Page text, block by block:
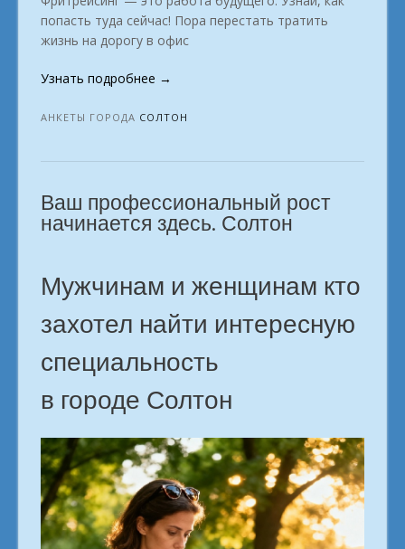
попасть туда сейчас! Пора перестать тратить
жизнь на дорогу в офис
Узнать подробнее «Хватит
в
Какая
профессия
твоя?
город
→
АНКЕТЫ ГОРОДА СОЛТОН
Ваш профессиональный рост
начинается здесь. Солтон
Мужчинам и женщинам кто
захотел найти интересную
специальность
в городе Солтон